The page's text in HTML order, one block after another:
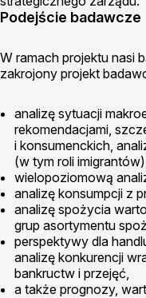
Podejście badawcze
W ramach projektu nasi
zakrojony projekt
analizę sytuacji
rekomendacjami,
i konsumenckich,
(w tym roli imigrantów),
wielopoziomową
analizę konsumpcji z
analizę spożycia
grup asortymentu
perspektywy dla
analizę konkurencji
bankructw i przejęć,
a także prognozy,